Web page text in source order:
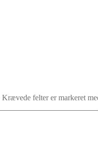
Krævede felter er markeret